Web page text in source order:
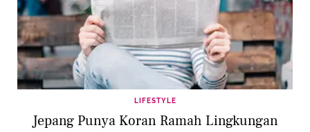
LIFESTYLE
Jepang Punya Koran Ramah Lingkungan